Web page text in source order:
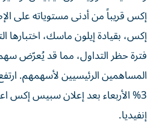
إكس قريباً من أدنى مستوياته على
إكس، بقيادة إيلون ماسك، اختبارها
فترة حظر التداول، مما قد يُعرّض
المساهمين الرئيسيين لأسهمهم.
3% الأربعاء بعد إعلان سبيس إكس
إنفيديا.